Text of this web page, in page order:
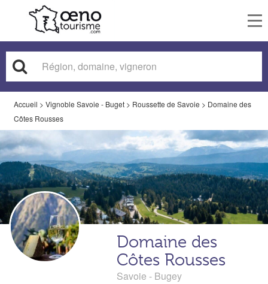
Accueil > Vignoble Savoie - Buget > Roussette de Savoie > Domaine des
Côtes Rousses
Domaine des
Côtes Rousses
Savoie - Bugey